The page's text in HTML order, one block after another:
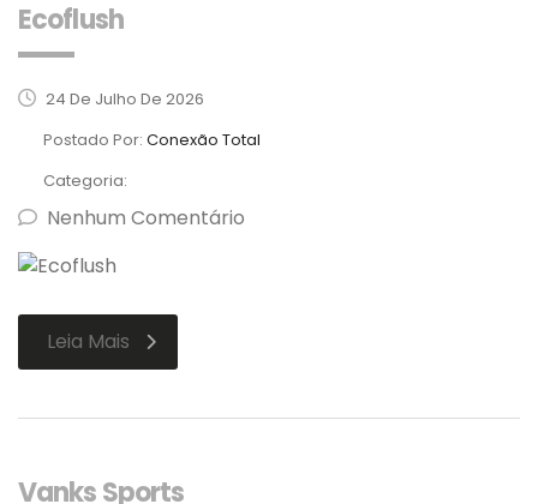
Ecoflush
24 De Julho De 2026
Postado Por: Conexão Total
Categoria:
Nenhum Comentário
Leia Mais
Vanks Sports